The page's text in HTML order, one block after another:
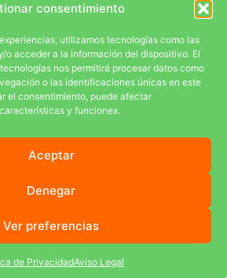
consentimiento
utilizamos tecnologías como las
o acceder a la información del dispositivo. El
nos permitirá procesar datos como
o las identificaciones únicas en este
el consentimiento, puede afectar
y funciones.
Aceptar
Denegar
Ver preferencias
de PrivacidadAviso Legal
COMUNIDAD CONTACTA
Privacidad Cookies Accesibilidad
© Gente Normal y Consciente
Y RESILIENCIA